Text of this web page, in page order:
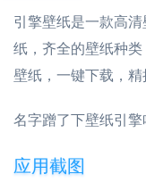
引擎壁纸是一款高
纸，齐全的壁纸种
壁纸，一键下载，精
名字蹭了下壁纸引擎
应用截图